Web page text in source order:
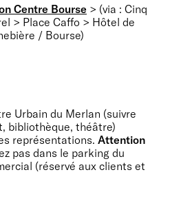
Centre Bourse > (via : Cinq
> Place Caffo > Hôtel de
/ Bourse)
Urbain du Merlan (suivre
bibliothèque, théâtre)
représentations. Attention
pas dans le parking du
(réservé aux clients et